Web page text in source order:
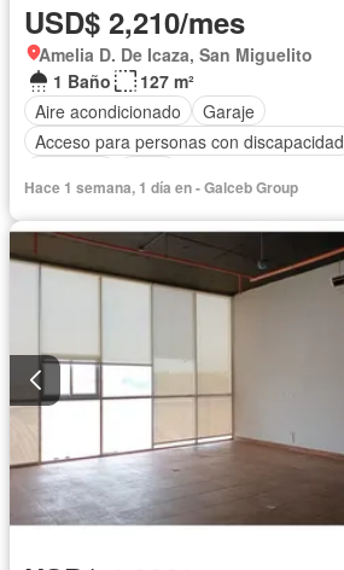
USD$ 2,210/mes
Amelia D. De Icaza, San Miguelito
1 Baño
127 m²
Aire acondicionado
Garaje
Acceso para personas con discapacidad
Hace 1 semana, 1 día en - Galceb Group